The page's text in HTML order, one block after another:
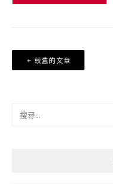
文
章
覽
較舊的文章